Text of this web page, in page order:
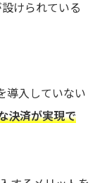
けられている
導入していない
決済が実現で